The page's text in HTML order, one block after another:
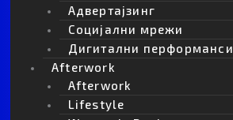
Адвертајзинг
Социјални мрежи
Дигитални перформанси
Afterwork
Afterwork
Lifestyle